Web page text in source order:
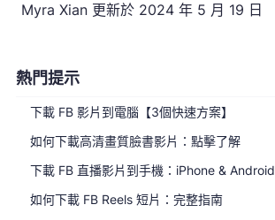
熱門提示
下載 FB 影片到電腦【3個快速方案】
如何下載高清畫質臉書影片：點擊了解
下載 FB 直播影片到手機：iPhone & Android
如何下載 FB Reels 短片：完整指南
Myra Xian 更新於 2024 年 5 月 19 日